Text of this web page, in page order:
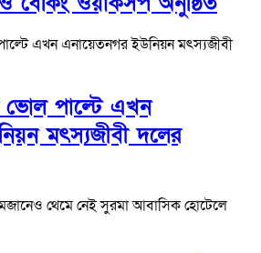
ভোল পাল্টে এখন
মৎস্যজীবী দলের